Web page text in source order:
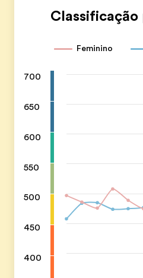
Feminino
700
650
600
550
500
450
400